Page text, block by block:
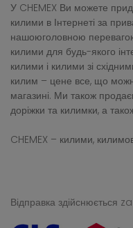
У CHEMEX Ви можете
килими в Інтернеті за
нашоюголовною
килими для будь-якого
килими і килими зі
килим – цене все, що
магазині. Ми також
доріжки та килимки, а
CHEMEX – килими,
Відправка здійснюється